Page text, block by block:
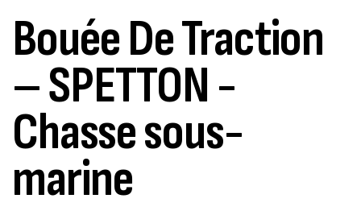
Bouée De Traction
– SPETTON -
Chasse sous-
marine